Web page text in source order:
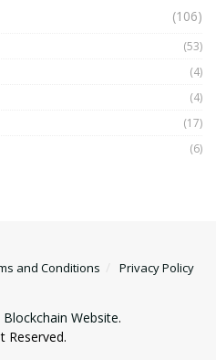
(106)
(53)
(4)
(4)
(17)
(6)
and Conditions Privacy Policy
Blockchain Website.
Reserved.